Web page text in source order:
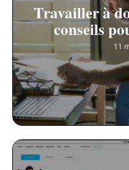
Travailler à
conseils
11